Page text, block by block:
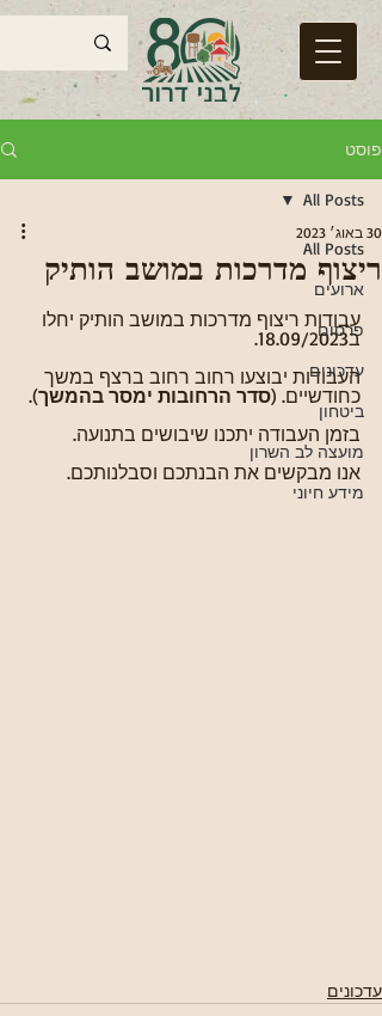
פוסט
All Posts
ארועים
פרסום
עדכונים
ביטחון
מועצה לב השרון
מידע חיוני
All Posts
ריצוף מדרכות במושב הותיק
30 באוג׳ 2023
עבודות ריצוף מדרכות במושב הותיק יחלו
ב18.09/2023.
העבודות יבוצעו רחוב רחוב ברצף במשך
כחודשיים. (סדר הרחובות ימסר בהמשך).
בזמן העבודה יתכנו שיבושים בתנועה.
אנו מבקשים את הבנתכם וסבלנותכם.
עדכונים